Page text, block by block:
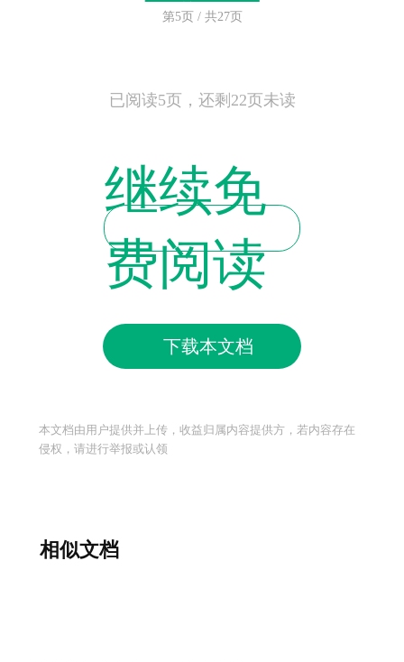
重新加载
第5页 / 共27页
已阅读5页，还剩22页未读
继续免
费阅读
下载本文档
本文档由用户提供并上传，收益归属内容提供方，若内容存在
侵权，请进行举报或认领
相似文档